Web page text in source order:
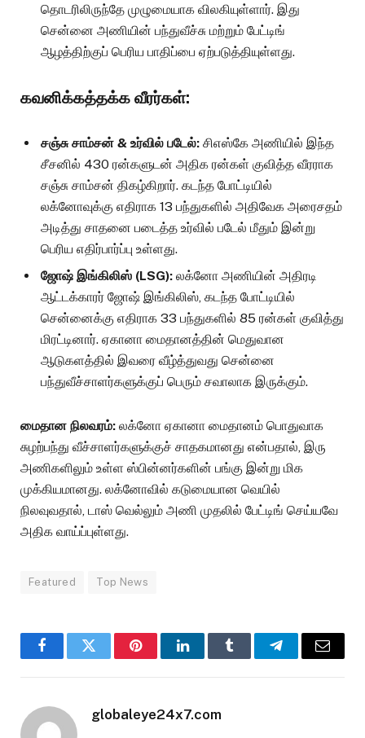
தொடரிலிருந்தே முழுமையாக விலகியுள்ளார். இது
சென்னை அணியின் பந்துவீச்சு மற்றும் பேட்டிங்
ஆழத்திற்குப் பெரிய பாதிப்பை ஏற்படுத்தியுள்ளது.
கவனிக்கத்தக்க வீரர்கள்:
சஞ்சு சாம்சன் & உர்வில் படேல்: சிஎஸ்கே அணியில் இந்த
சீசனில் 430 ரன்களுடன் அதிக ரன்கள் குவித்த வீரராக
சஞ்சு சாம்சன் திகழ்கிறார். கடந்த போட்டியில்
லக்னோவுக்கு எதிராக 13 பந்துகளில் அதிவேக அரைசதம்
அடித்து சாதனை படைத்த உர்வில் படேல் மீதும் இன்று
பெரிய எதிர்பார்ப்பு உள்ளது.
ஜோஷ் இங்கிலிஸ் (LSG): லக்னோ அணியின் அதிரடி
ஆட்டக்காரர் ஜோஷ் இங்கிலிஸ், கடந்த போட்டியில்
சென்னைக்கு எதிராக 33 பந்துகளில் 85 ரன்கள் குவித்து
மிரட்டினார். ஏகானா மைதானத்தின் மெதுவான
ஆடுகளத்தில் இவரை வீழ்த்துவது சென்னை
பந்துவீச்சாளர்களுக்குப் பெரும் சவாலாக இருக்கும்.
மைதான நிலவரம்: லக்னோ ஏகானா மைதானம் பொதுவாக
சுழற்பந்து வீச்சாளர்களுக்குச் சாதகமானது என்பதால், இரு
அணிகளிலும் உள்ள ஸ்பின்னர்களின் பங்கு இன்று மிக
முக்கியமானது. லக்னோவில் கடுமையான வெயில்
நிலவுவதால், டாஸ் வெல்லும் அணி முதலில் பேட்டிங் செய்யவே
அதிக வாய்ப்புள்ளது.
Featured Top News
FacebookTwitter PinterestLinkedInTumblr TelegramEmail
globaleye24x7.com